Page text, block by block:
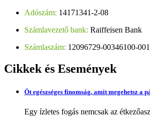
Adószám: 14171341-2-08
Számlavezető bank: Raiffeisen Bank
Számlaszám: 12096729-00346100-
Cikkek és Események
Öt egészséges finomság, amit megehetsz a
Egy ízletes fogás nemcsak az